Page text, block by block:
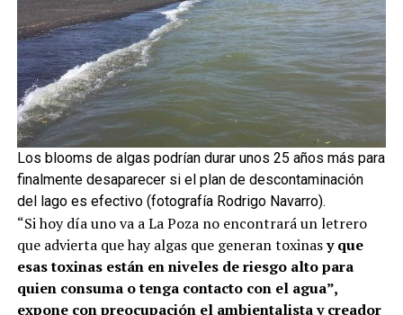
Los blooms de algas podrían durar unos 25 años más para
finalmente desaparecer si el plan de descontaminación
del lago es efectivo (fotografía Rodrigo Navarro).
“Si hoy día uno va a La Poza no encontrará un letrero
que advierta que hay algas que generan toxinasy que
esas toxinas están en niveles de riesgo alto para
quien consuma o tenga contacto con el agua”,
expone con preocupación el ambientalista y creador